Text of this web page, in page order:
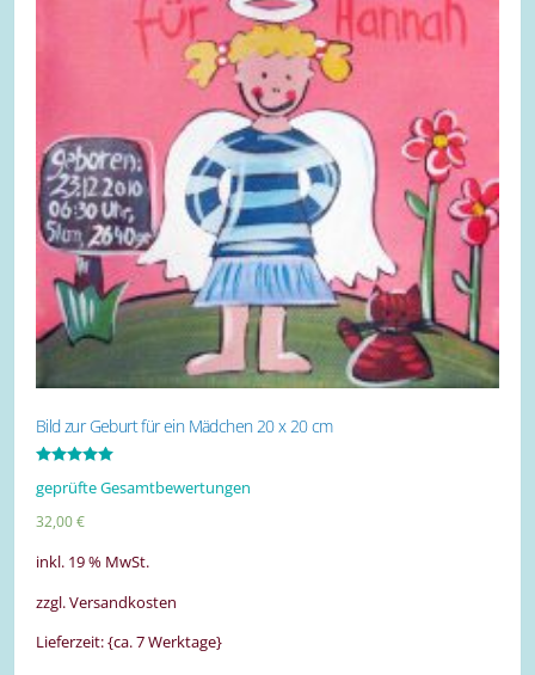
Bild zur Geburt für ein Mädchen 20 x 20 cm
5.00
geprüfte Gesamtbewertungen
32,00€
inkl. 19 % MwSt.
zzgl. Versandkosten
Lieferzeit: {ca. 7 Werktage}